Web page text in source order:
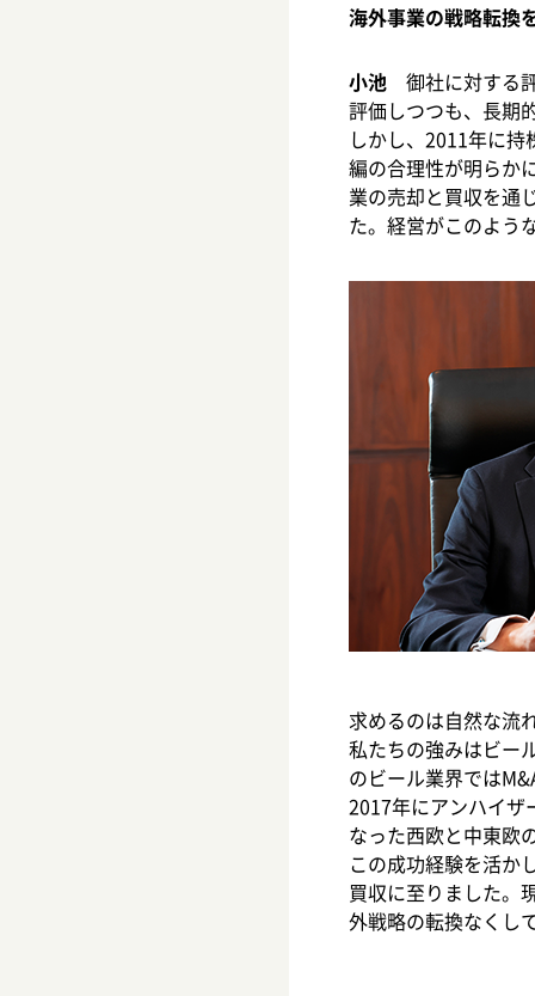
海外事業の戦略転換
小池 御社に対する
評価しつつも、長期
しかし、2011年に
編の合理性が明らか
業の売却と買収を通
た。経営がこのよう
求めるのは自然な流
私たちの強みはビー
のビール業界では
2017年にアンハイザ
なった西欧と中東欧
この成功経験を活か
買収に至りました。
外戦略の転換なくし